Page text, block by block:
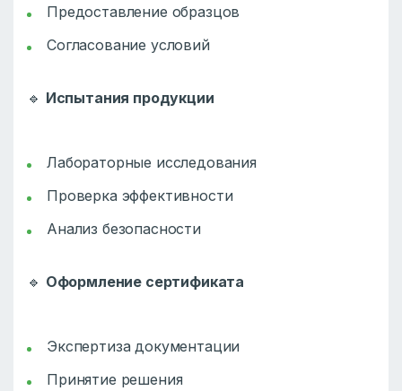
Предоставление образцов
Согласование условий
🔹 Испытания продукции
Лабораторные исследования
Проверка эффективности
Анализ безопасности
🔹 Оформление сертификата
Экспертиза документации
Принятие решения